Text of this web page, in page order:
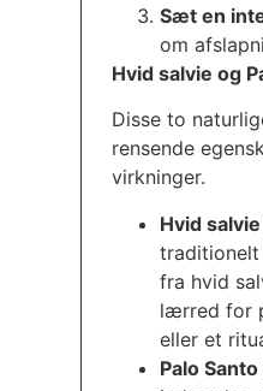
Sæt en
om
Hvid salvie og
Disse to
rensende
virkninger.
Hvid
traditionelt
fra hvid
lærred for
eller et
Palo